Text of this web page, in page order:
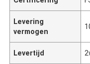
Levering
vermogen
Levertijd